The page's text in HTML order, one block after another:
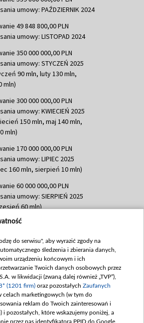
umowy: PAŹDZIERNIK 2024
49 848 800,00 PLN
umowy: LISTOPAD 2024
350 000 000,00 PLN
umowy: STYCZEŃ 2025
90 mln, luty 130 mln,
mln)
300 000 000,00 PLN
umowy: KWIECIEŃ 2025
150 mln, maj 140 mln,
mln)
170 000 000,00 PLN
umowy: LIPIEC 2025
160 mln, sierpień 10 mln)
60 000 000,00 PLN
umowy: SIERPIEŃ 2025
60 mln)
635 783 051,21 PLN
100 mln, październik 350
265 mln)
48 862 000,00 PLN
umowy: GRUDZIEŃ 2025
60,548 mln)
900 000 000,00 PLN
umowy: LUTY 2026 (wpłata
do serwisu", aby wyrazić zgody na
śledzenia i zbierania danych,
urządzeniu końcowym i ich
Twoich danych osobowych przez
w likwidacji (zwaną dalej również „TVP”),
(1201 firm) oraz pozostałych Zaufanych
celach marketingowych (w tym do
reklam do Twoich zainteresowań i
i pozostałych, które wskazujemy poniżej, a
przez nas identyfikatora PPID do Google.